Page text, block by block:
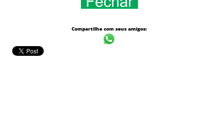
Compartilhe com seus amigos: